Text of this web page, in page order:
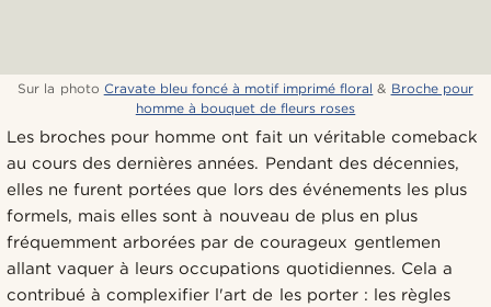
Sur la photo Cravate bleu foncé à motif imprimé floral & Broche pour
homme à bouquet de fleurs roses
Les broches pour homme ont fait un véritable comeback
au cours des dernières années. Pendant des décennies,
elles ne furent portées que lors des événements les plus
formels, mais elles sont à nouveau de plus en plus
fréquemment arborées par de courageux gentlemen
allant vaquer à leurs occupations quotidiennes. Cela a
contribué à complexifier l'art de les porter : les règles